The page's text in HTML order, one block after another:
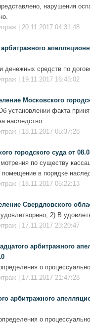
нарушения
| 20.11.2017 04:31:48
денежных средств по
| 19.11.2017 16:45:02
Московского
установлении факта
наследство.
| 18.11.2017 05:37:28
городского суда от
по существу
помещение в порядке
| 18.11.2017 05:22:13
Свердловского
2) В
| 17.11.2017 23:20:47
арбитражного
о
| 17.11.2017 21:47:28
арбитражного
о